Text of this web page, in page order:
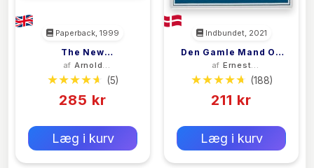
Paperback, 1999
The New
Encyclopedia Of
Modern Bodybuilding
af Arnold
Schwarzenegger
(5)
285 kr
Læg i kurv
Indbundet, 2021
Den Gamle Mand Og
Havet (nyoversat)
af Ernest
Hemingway(188)
211 kr
Læg i kurv